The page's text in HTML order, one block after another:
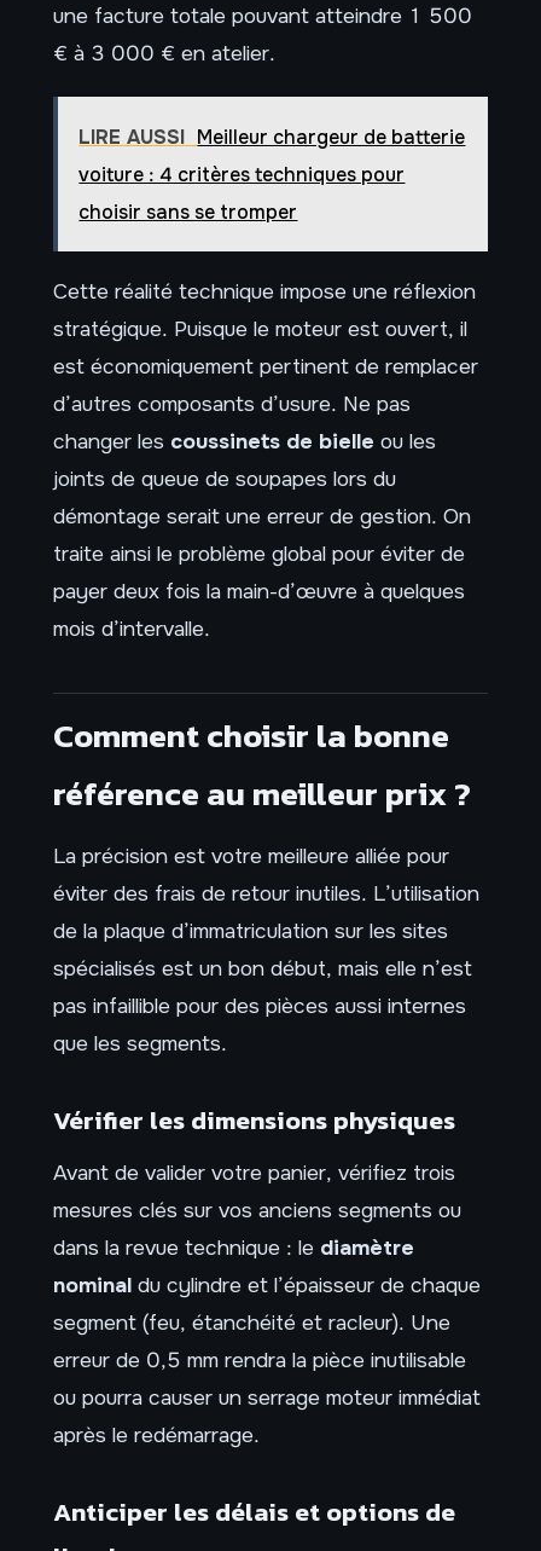
une facture totale pouvant atteindre 1 500
€ à 3 000 € en atelier.
LIRE AUSSI Meilleur chargeur de batterie
voiture : 4 critères techniques pour
choisir sans se tromper
Cette réalité technique impose une réflexion
stratégique. Puisque le moteur est ouvert, il
est économiquement pertinent de remplacer
d’autres composants d’usure. Ne pas
changer les coussinets de bielle ou les
joints de queue de soupapes lors du
démontage serait une erreur de gestion. On
traite ainsi le problème global pour éviter de
payer deux fois la main-d’œuvre à quelques
mois d’intervalle.
Comment choisir la bonne
référence au meilleur prix ?
La précision est votre meilleure alliée pour
éviter des frais de retour inutiles. L’utilisation
de la plaque d’immatriculation sur les sites
spécialisés est un bon début, mais elle n’est
pas infaillible pour des pièces aussi internes
que les segments.
Vérifier les dimensions physiques
Avant de valider votre panier, vérifiez trois
mesures clés sur vos anciens segments ou
dans la revue technique : le diamètre
nominal du cylindre et l’épaisseur de chaque
segment (feu, étanchéité et racleur). Une
erreur de 0,5 mm rendra la pièce inutilisable
ou pourra causer un serrage moteur immédiat
après le redémarrage.
Anticiper les délais et options de